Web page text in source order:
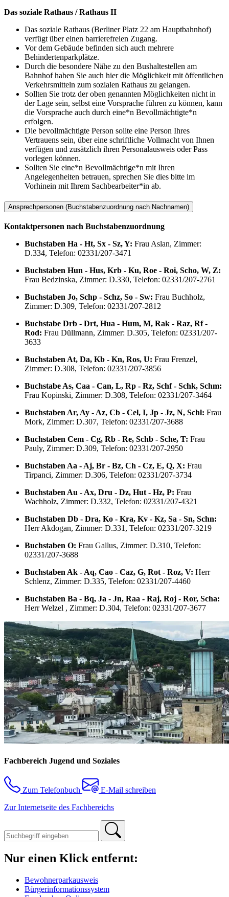
Das soziale Rathaus / Rathaus II
Das soziale Rathaus (Berliner Platz 22 am Hauptbahnhof)
verfügt über einen barrierefreien Zugang.
Vor dem Gebäude befinden sich auch mehrere
Behindertenparkplätze.
Durch die besondere Nähe zu den Bushaltestellen am
Bahnhof haben Sie auch hier die Möglichkeit mit öffentlichen
Verkehrsmitteln zum sozialen Rathaus zu gelangen.
Sollten Sie trotz der oben genannten Möglichkeiten nicht in
der Lage sein, selbst eine Vorsprache führen zu können, kann
die Vorsprache auch durch eine*n Bevollmächtigte*n
erfolgen.
Die bevollmächtigte Person sollte eine Person Ihres
Vertrauens sein, über eine schriftliche Vollmacht von Ihnen
verfügen und zusätzlich ihren Personalausweis oder Pass
vorlegen können.
Sollten Sie eine*n Bevollmächtige*n mit Ihren
Angelegenheiten betrauen, sprechen Sie dies bitte im
Vorhinein mit Ihrem Sachbearbeiter*in ab.
Ansprechpersonen (Buchstabenzuordnung nach Nachnamen)
Kontaktpersonen nach Buchstabenzuordnung
Buchstaben Ha - Ht, Sx - Sz, Y: Frau Aslan, Zimmer:
D.334, Telefon: 02331/207-3471
Buchstaben Hun - Hus, Krb - Ku, Roe - Roi, Scho, W, Z:
Frau Bedzinska, Zimmer: D.330, Telefon: 02331/207-2761
Buchstaben Jo, Schp - Schz, So - Sw: Frau Buchholz,
Zimmer: D.309, Telefon: 02331/207-2812
Buchstabe Drb - Drt, Hua - Hum, M, Rak - Raz, Rf -
Rod: Frau Düllmann, Zimmer: D.305, Telefon: 02331/207-
3633
Buchstaben At, Da, Kb - Kn, Ros, U: Frau Frenzel,
Zimmer: D.308, Telefon: 02331/207-3856
Buchstabe As, Caa - Can, L, Rp - Rz, Schf - Schk, Schm:
Frau Kopinski, Zimmer: D.308, Telefon: 02331/207-3464
Buchstaben Ar, Ay - Az, Cb - Cel, I, Jp - Jz, N, Schl: Frau
Mork, Zimmer: D.307, Telefon: 02331/207-3688
Buchstaben Cem - Cg, Rb - Re, Schb - Sche, T: Frau
Pauly, Zimmer: D.309, Telefon: 02331/207-2950
Buchstaben Aa - Aj, Br - Bz, Ch - Cz, E, Q, X: Frau
Tirpanci, Zimmer: D.306, Telefon: 02331/207-3734
Buchstaben Au - Ax, Dru - Dz, Hut - Hz, P: Frau
Wachholz, Zimmer: D.332, Telefon: 02331/207-4321
Buchstaben Db - Dra, Ko - Kra, Kv - Kz, Sa - Sn, Schn:
Herr Akdogan, Zimmer: D.331, Telefon: 02331/207-3219
Buchstaben O: Frau Gallus, Zimmer: D.310, Telefon:
02331/207-3688
Buchstaben Ak - Aq, Cao - Caz, G, Rot - Roz, V: Herr
Schlenz, Zimmer: D.335, Telefon: 02331/207-4460
Buchstaben Ba - Bq, Ja - Jn, Raa - Raj, Roj - Ror, Scha:
Herr Welzel , Zimmer: D.304, Telefon: 02331/207-3677
Fachbereich Jugend und Soziales
Zum Telefonbuch
E-Mail schreiben
Zur Internetseite des Fachbereichs
Nur einen Klick entfernt:
Bewohnerparkausweis
Bürgerinformationssystem